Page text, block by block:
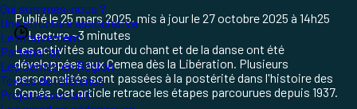
Qui sommes-nous ?
Une structure associative
Le mouvement
Partenariat
Les Ceméa en Région
Textes de référence
Projet associatif
Publié le25 mars 2025, mis à jour le27 octobre 2025 à 14h25
Lecture ~3 minutes
Les activités autour du chant et de la danse ont été
développéesaux Cemea dès la Libération. Plusieurs
personnalités sont passées à la postérité dans l'histoire des
Ceméa. Cet article retrace les étapes parcourues depuis 1937.